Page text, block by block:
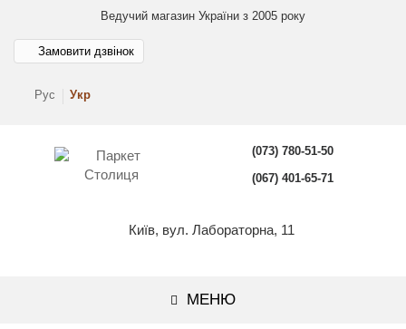
Ведучий магазин України з 2005 року
Рус Укр
Замовити дзвінок
(073) 780-51-50
(067) 401-65-71
Київ, вул. Лабораторна, 11
МЕНЮ